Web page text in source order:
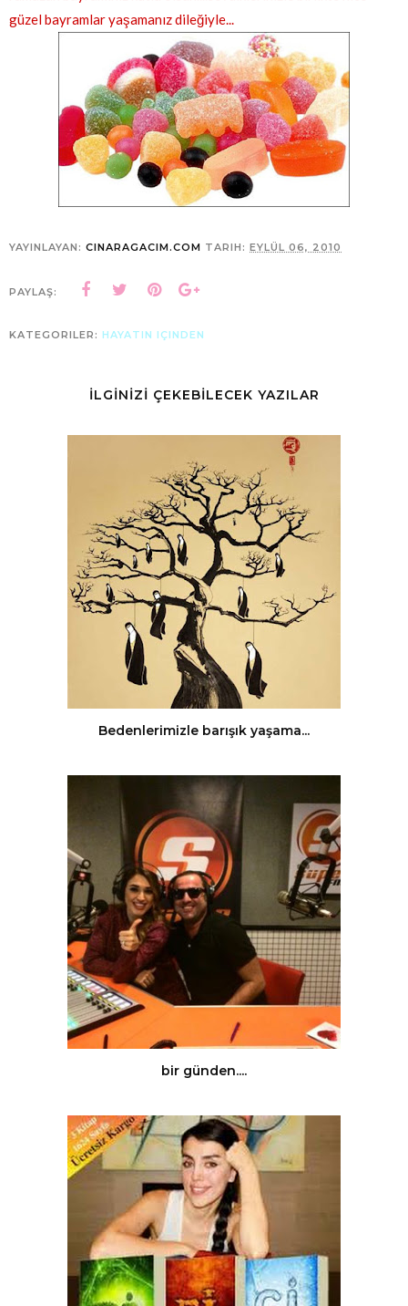
güzel bayramlar yaşamanız dileğiyle...
YAYINLAYAN: CINARAGACIM.COM TARIH: EYLÜL 06, 2010
PAYLAŞ:
KATEGORILER: HAYATIN IÇINDEN
İLGİNİZİ ÇEKEBİLECEK YAZILAR
Bedenlerimizle barışık yaşama...
bir günden....